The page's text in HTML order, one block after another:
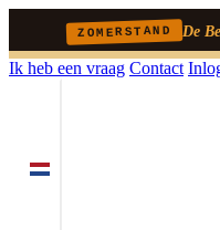
ZOMERSTAND De
Ik heb een vraag Contact